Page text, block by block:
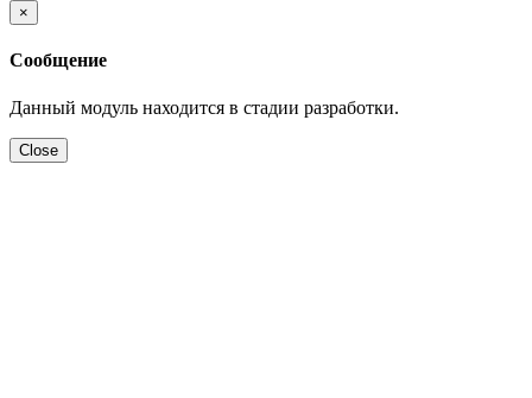
×
Сообщение
Данный модуль находится в стадии разработки.
Close